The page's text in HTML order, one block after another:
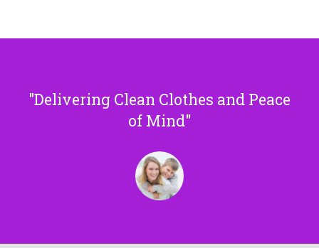
Delivering Clean Clothes and Peace
of Mind